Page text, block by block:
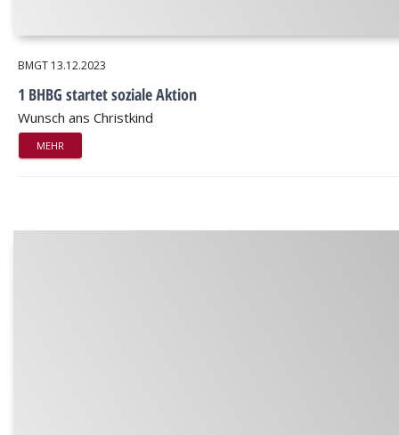
BMGT 13.12.2023
1 BHBG startet soziale Aktion
Wunsch ans Christkind
MEHR